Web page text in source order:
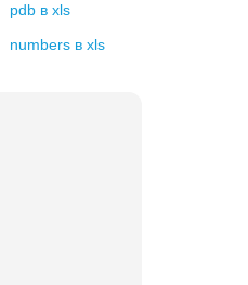
pdb в xls
numbers в xls